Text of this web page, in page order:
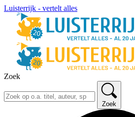
Luisterrijk - vertelt alles
Zoek
Zoek